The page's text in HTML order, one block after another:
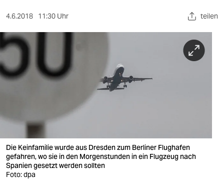
sport
berlin
nord
verlag
verlag
veranstaltungen
shop
4.6.2018 11:30 Uhr teilen
Die Keinfamilie wurde aus Dresden zum Berliner Flughafen
gefahren, wo sie in den Morgenstunden in ein Flugzeug nach
Spanien gesetzt werden sollten
Foto: dpa